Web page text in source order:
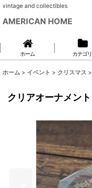
vintage and collectibles
AMERICAN HOME
ホーム カテゴリ
ホーム > イベント > クリスマス >
クリアオーナメント